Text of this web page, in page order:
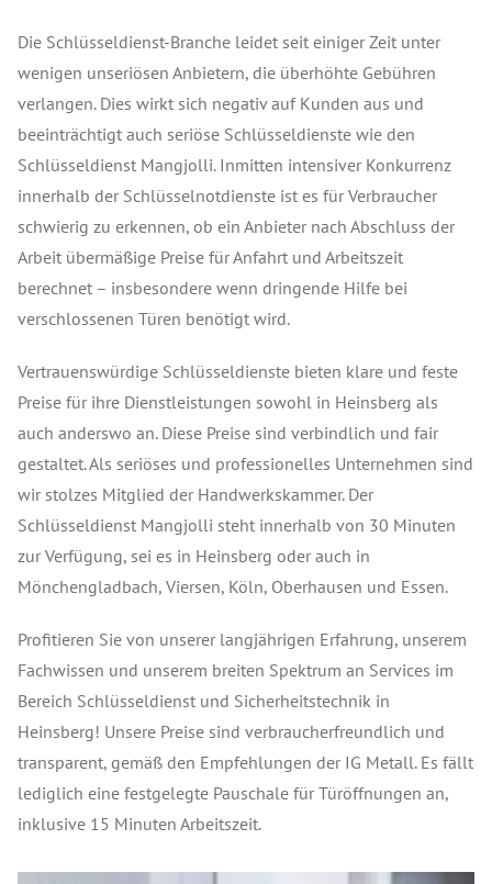
Die Schlüsseldienst-Branche leidet seit einiger Zeit unter
wenigen unseriösen Anbietern, die überhöhte Gebühren
verlangen. Dies wirkt sich negativ auf Kunden aus und
beeinträchtigt auch seriöse Schlüsseldienste wie den
Schlüsseldienst Mangjolli. Inmitten intensiver Konkurrenz
innerhalb der Schlüsselnotdienste ist es für Verbraucher
schwierig zu erkennen, ob ein Anbieter nach Abschluss der
Arbeit übermäßige Preise für Anfahrt und Arbeitszeit
berechnet – insbesondere wenn dringende Hilfe bei
verschlossenen Türen benötigt wird.
Vertrauenswürdige Schlüsseldienste bieten klare und feste
Preise für ihre Dienstleistungen sowohl in Heinsberg als
auch anderswo an. Diese Preise sind verbindlich und fair
gestaltet. Als seriöses und professionelles Unternehmen sind
wir stolzes Mitglied der Handwerkskammer. Der
Schlüsseldienst Mangjolli steht innerhalb von 30 Minuten
zur Verfügung, sei es in Heinsberg oder auch in
Mönchengladbach, Viersen, Köln, Oberhausen und Essen.
Profitieren Sie von unserer langjährigen Erfahrung, unserem
Fachwissen und unserem breiten Spektrum an Services im
Bereich Schlüsseldienst und Sicherheitstechnik in
Heinsberg! Unsere Preise sind verbraucherfreundlich und
transparent, gemäß den Empfehlungen der IG Metall. Es fällt
lediglich eine festgelegte Pauschale für Türöffnungen an,
inklusive 15 Minuten Arbeitszeit.